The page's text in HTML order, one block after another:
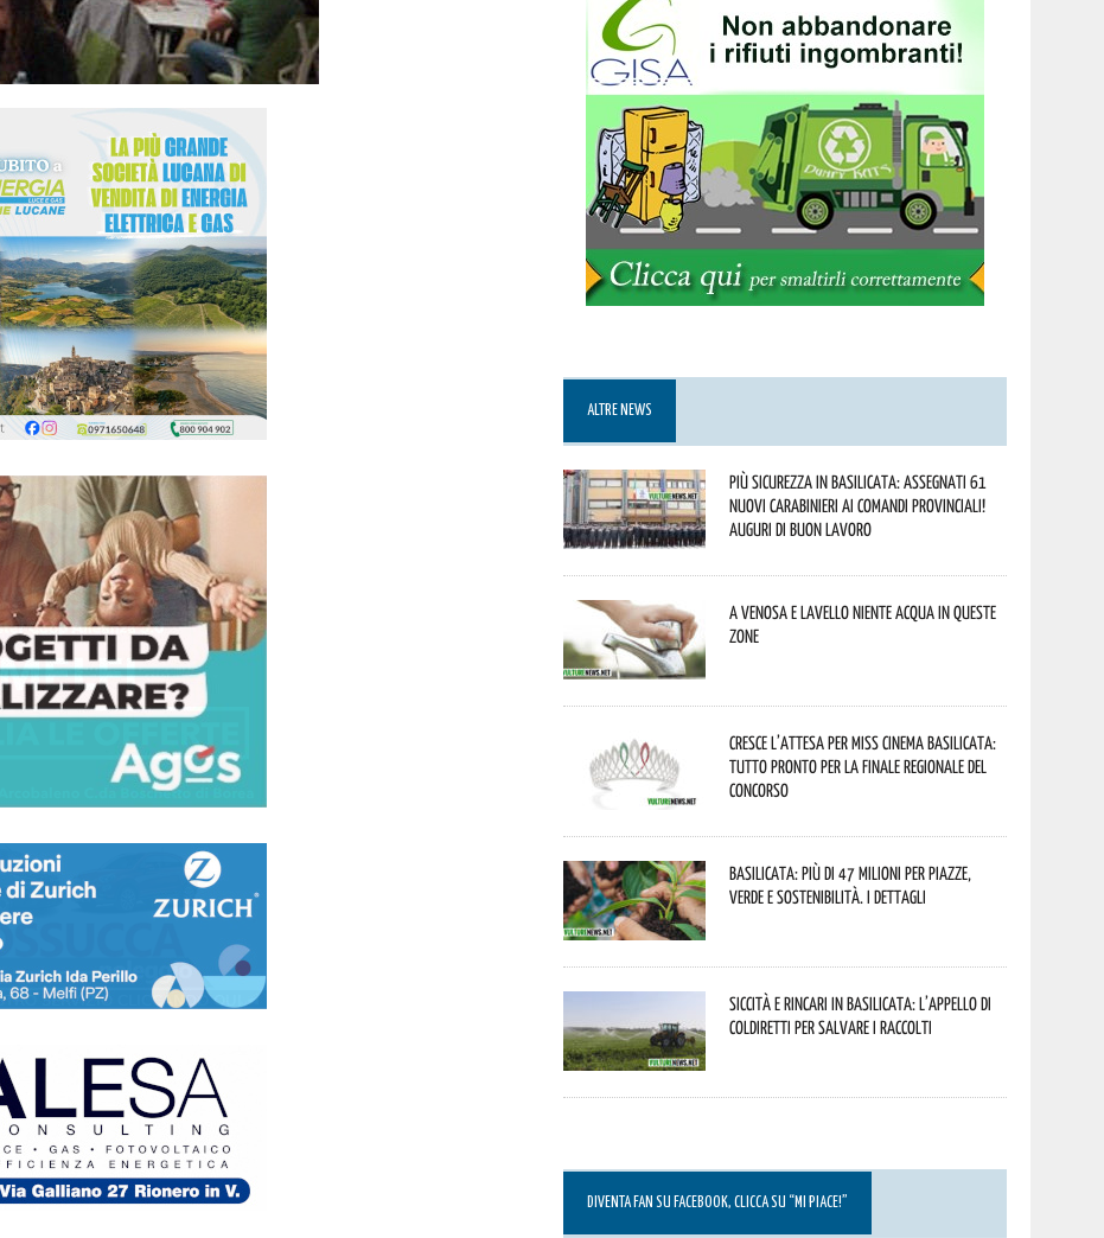
ALTRE NEWS
Più sicurezza in Basilicata: assegnati 61
nuovi Carabinieri ai Comandi provinciali!
Auguri di buon lavoro
A Venosa e Lavello niente acqua in queste
zone
Cresce l’attesa per Miss Cinema Basilicata:
tutto pronto per la finale regionale del
concorso
Basilicata: più di 47 milioni per piazze,
verde e sostenibilità. I dettagli
Siccità e rincari in Basilicata: l’appello di
Coldiretti per salvare i raccolti
DIVENTA FAN SU FACEBOOK, CLICCA SU “MI PIACE!”